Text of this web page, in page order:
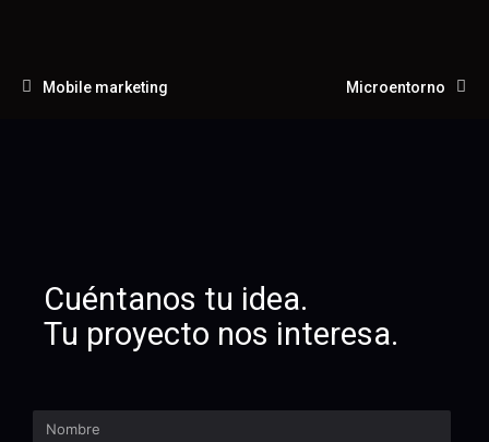
Mobile marketing Microentorno
Cuéntanos tu idea.
Tu proyecto nos interesa.